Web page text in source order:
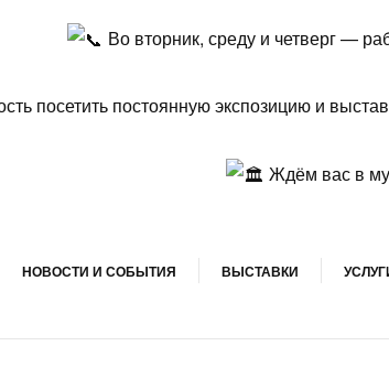
Во вторник, среду и четверг —
посетить постоянную экспозицию и
Ждём вас в
НОВОСТИ И СОБЫТИЯ ВЫСТАВКИ